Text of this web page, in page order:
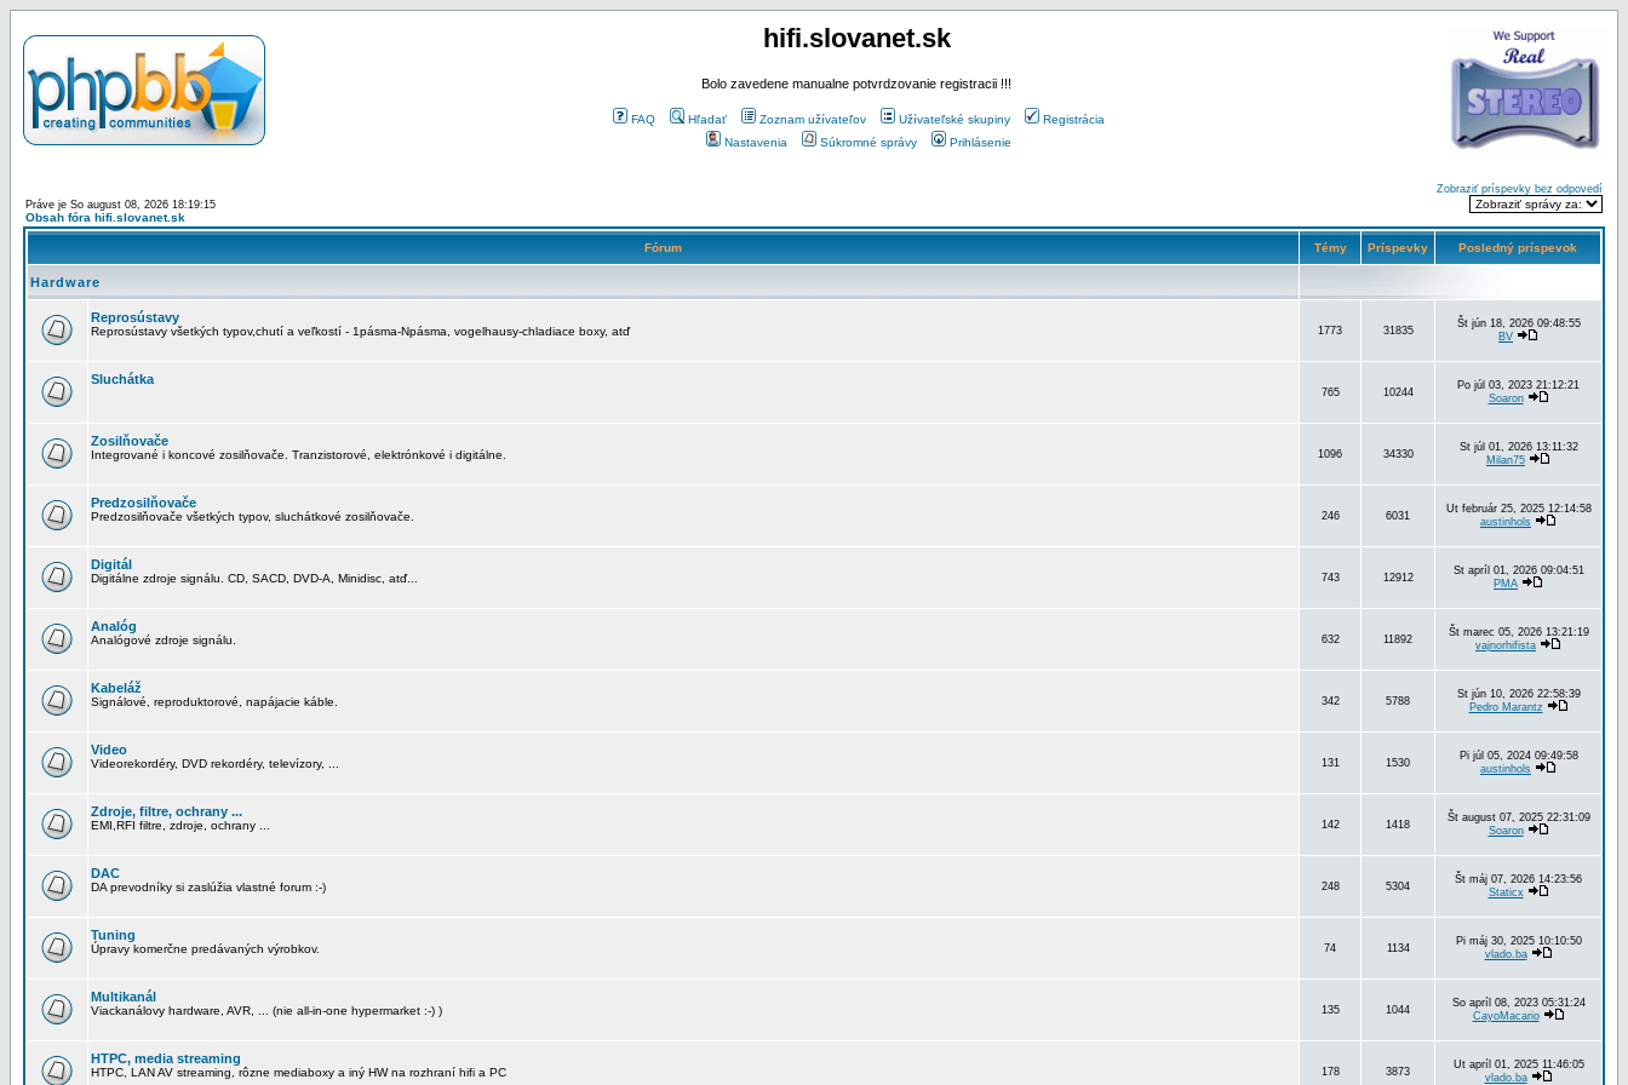
hifi.slovanet.sk
Bolo zavedene manualne potvrdzovanie registracii !!!
FAQ Hľadať Zoznam užívateľov Užívateľské skupiny
Registrácia
Nastavenia
Súkromné správy Prihlásenie
Práve je So august 08, 2026 18:19:15
Obsah fóra hifi.slovanet.sk
Zobraziť príspevky bez odpovedí
Fórum Témy Príspevky Posledný príspevok
Hardware
Reprosústavy
Reprosústavy všetkých typov,chutí a veľkostí - 1pásma-Npásma, vogelhausy-chladiace boxy, atď 1773 31835
Št jún 18, 2026 09:48:55
BV
Sluchátka
765 10244
Po júl 03, 2023 21:12:21
Soaron
Zosilňovače
Integrované i koncové zosilňovače. Tranzistorové, elektrónkové i digitálne. 1096 34330
St júl 01, 2026 13:11:32
Milan75
Predzosilňovače
Predzosilňovače všetkých typov, sluchátkové zosilňovače. 246 6031
Ut február 25, 2025 12:14:58
austinhols
Digitál
Digitálne zdroje signálu. CD, SACD, DVD-A, Minidisc, atď... 743 12912
St apríl 01, 2026 09:04:51
PMA
Analóg
Analógové zdroje signálu. 632 11892
Št marec 05, 2026 13:21:19
vajnorhifista
Kabeláž
Signálové, reproduktorové, napájacie káble. 342 5788
St jún 10, 2026 22:58:39
Pedro Marantz
Video
Videorekordéry, DVD rekordéry, televízory, ... 131 1530
Pi júl 05, 2024 09:49:58
austinhols
Zdroje, filtre, ochrany ...
EMI,RFI filtre, zdroje, ochrany ... 142 1418
Št august 07, 2025 22:31:09
Soaron
DAC
DA prevodníky si zaslúžia vlastné forum :-) 248 5304
Št máj 07, 2026 14:23:56
Staticx
Tuning
Úpravy komerčne predávaných výrobkov. 74 1134
Pi máj 30, 2025 10:10:50
vlado.ba
Multikanál
Viackanálovy hardware, AVR, ... (nie all-in-one hypermarket :-) ) 135 1044
So apríl 08, 2023 05:31:24
CayoMacario
HTPC, media streaming
HTPC, LAN AV streaming, rôzne mediaboxy a iný HW na rozhraní hifi a PC 178 3873
Ut apríl 01, 2025 11:46:05
vlado.ba